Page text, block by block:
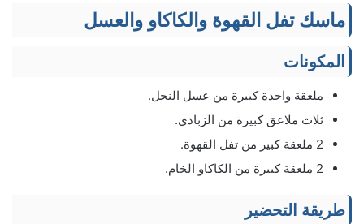
ماسك تفل القهوة والكاكاو والعسل
المكونات
ملعقة واحدة كبيرة من عسل النحل.
ثلاث ملاعق كبيرة من الزبادي.
2 ملعقة كبير من تفل القهوة.
2 ملعقة كبيرة من الكاكاو الخام.
طريقة التحضير